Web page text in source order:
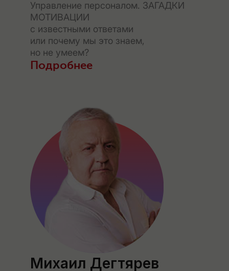
Управление персоналом. ЗАГАДКИ
МОТИВАЦИИ
с известными ответами
или почему мы это знаем,
но не умеем?
Подробнее
Михаил Дегтярев